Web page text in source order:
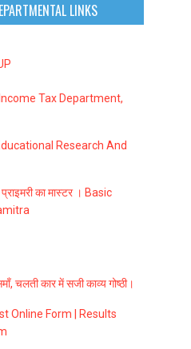
LINKS
Tax Department,
Research And
का मास्टर । Basic
चलती कार में सजी काव्य गोष्ठी।
Online Form | Results